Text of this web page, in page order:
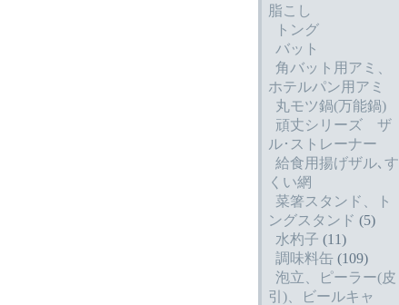
脂こし
トング
バット
角バット用アミ、
ホテルパン用アミ
丸モツ鍋(万能鍋)
頑丈シリーズ ザ
ル･ストレーナー
給食用揚げザル､す
くい網
菜箸スタンド、ト
ングスタンド (5)
水杓子 (11)
調味料缶 (109)
泡立、ピーラー(皮
引)、ビールキャ